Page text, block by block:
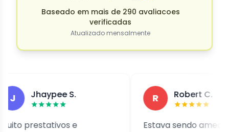
Baseado em mais de 290 avaliacoes
verificadas
Atualizado mensalmente
Jhaypee S.
e
Robert C.
Estava sendo ameacado